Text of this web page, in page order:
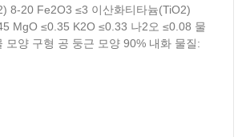
8-20 Fe2O3 ≤3 이산화티타늄(TiO2)
MgO ≤0.35 K2O ≤0.33 나2오 ≤0.08 물
모양 구형 공 둥근 모양 90% 내화 물질: